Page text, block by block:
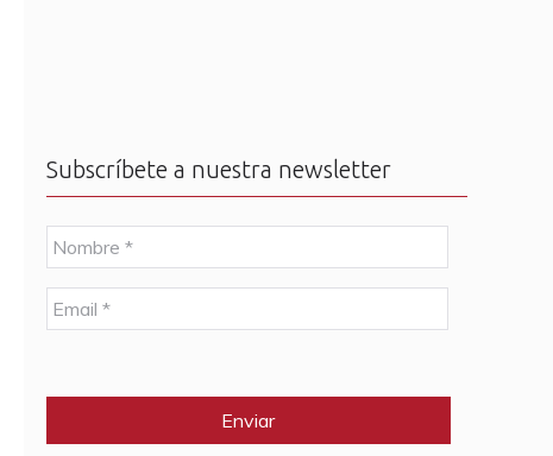
Subscríbete a nuestra newsletter
N
o
m
b
r
E
m
l